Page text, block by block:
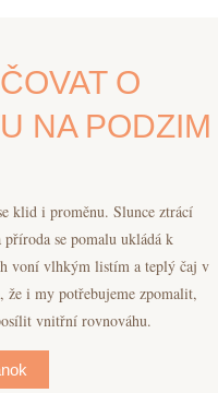
O
NA PODZIM
klid i proměnu. Slunce ztrácí
se pomalu ukládá k
voní vlhkým listím a teplý čaj v
že i my potřebujeme zpomalit,
vnitřní rovnováhu.